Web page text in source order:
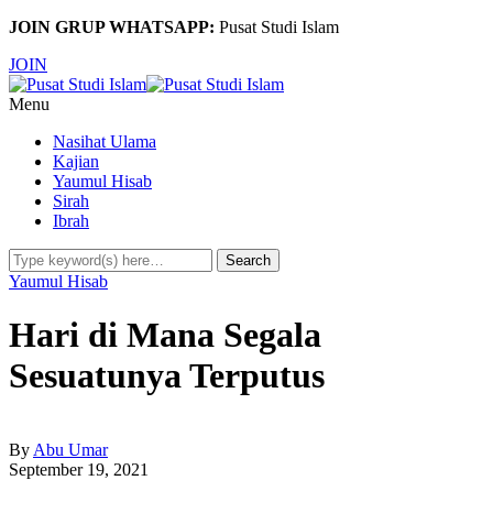
JOIN GRUP WHATSAPP: Pusat Studi Islam
JOIN
Menu
Nasihat Ulama
Kajian
Yaumul Hisab
Sirah
Ibrah
Yaumul Hisab
Hari di Mana Segala
Sesuatunya Terputus
By Abu Umar
September 19, 2021